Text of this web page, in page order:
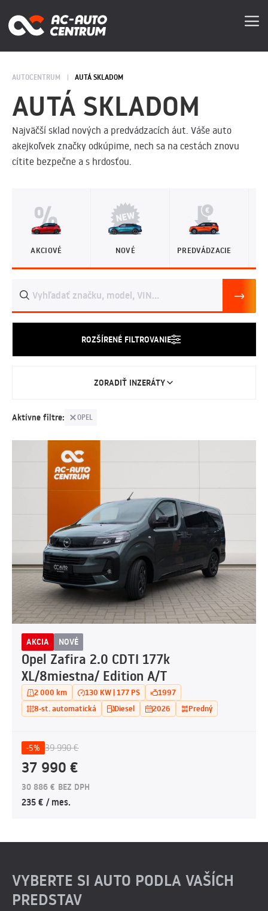
AUTOCENTRUM AUTÁ SKLADOM
AUTÁ SKLADOM
Najväčší sklad nových a predvádzacích áut. Váše auto
akejkoľvek značky odkúpime, nech sa na cestách znovu
cítite bezpečne a s hrdosťou.
AKCIOVÉ NOVÉ PREDVÁDZACIE
ZORADIŤ INZERÁTY
ROZŠÍRENÉ FILTROVANIE
Aktívne filtre: OPEL
AKCIA NOVÉ
Opel Zafira 2.0 CDTI 177k
XL/8miestna/ Edition A/T
2 000 km 130 KW | 177 PS
1997
8-st. automatická
Diesel 2026 Predný
-5% 39 990 €
37 990 €
30 886 € BEZ DPH
235 € / mes.
VYBERTE SI AUTO PODLA VAŠÍCH
PREDSTAV